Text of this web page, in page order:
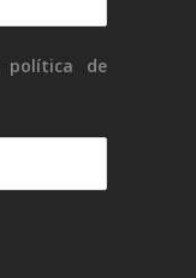
política de